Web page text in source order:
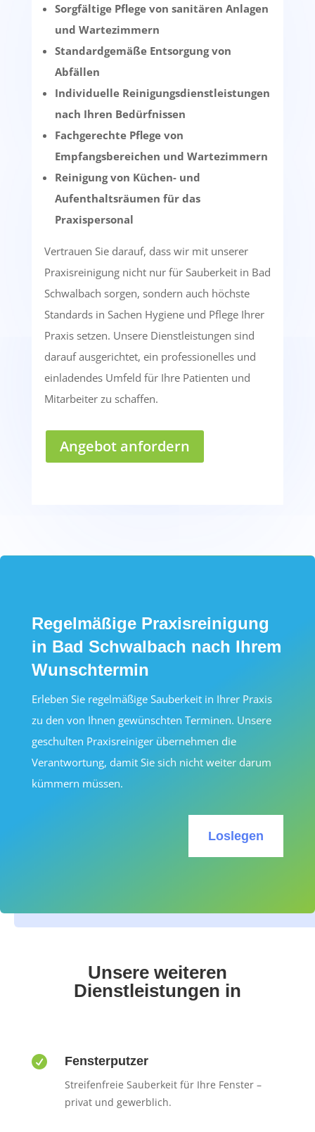
Sorgfältige Pflege von sanitären Anlagen
und Wartezimmern
Standardgemäße Entsorgung von
Abfällen
Individuelle Reinigungsdienstleistungen
nach Ihren Bedürfnissen
Fachgerechte Pflege von
Empfangsbereichen und Wartezimmern
Reinigung von Küchen- und
Aufenthaltsräumen für das
Praxispersonal
Vertrauen Sie darauf, dass wir mit unserer
Praxisreinigung nicht nur für Sauberkeit in Bad
Schwalbach sorgen, sondern auch höchste
Standards in Sachen Hygiene und Pflege Ihrer
Praxis setzen. Unsere Dienstleistungen sind
darauf ausgerichtet, ein professionelles und
einladendes Umfeld für Ihre Patienten und
Mitarbeiter zu schaffen.
Angebot anfordern
Regelmäßige Praxisreinigung
in Bad Schwalbach nach Ihrem
Wunschtermin
Erleben Sie regelmäßige Sauberkeit in Ihrer Praxis
zu den von Ihnen gewünschten Terminen. Unsere
geschulten Praxisreiniger übernehmen die
Verantwortung, damit Sie sich nicht weiter darum
kümmern müssen.
Loslegen
Unsere weiteren
Dienstleistungen in
 Fensterputzer
Streifenfreie Sauberkeit für Ihre Fenster –
privat und gewerblich.